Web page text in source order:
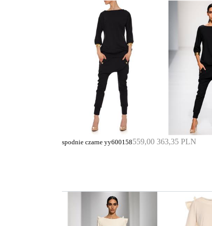
spodnie czarne yy600158559,00 363,35 PLN